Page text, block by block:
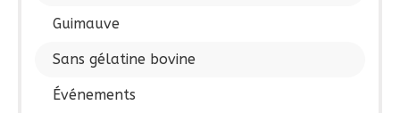
Guimauve
Sans gélatine bovine
Événements